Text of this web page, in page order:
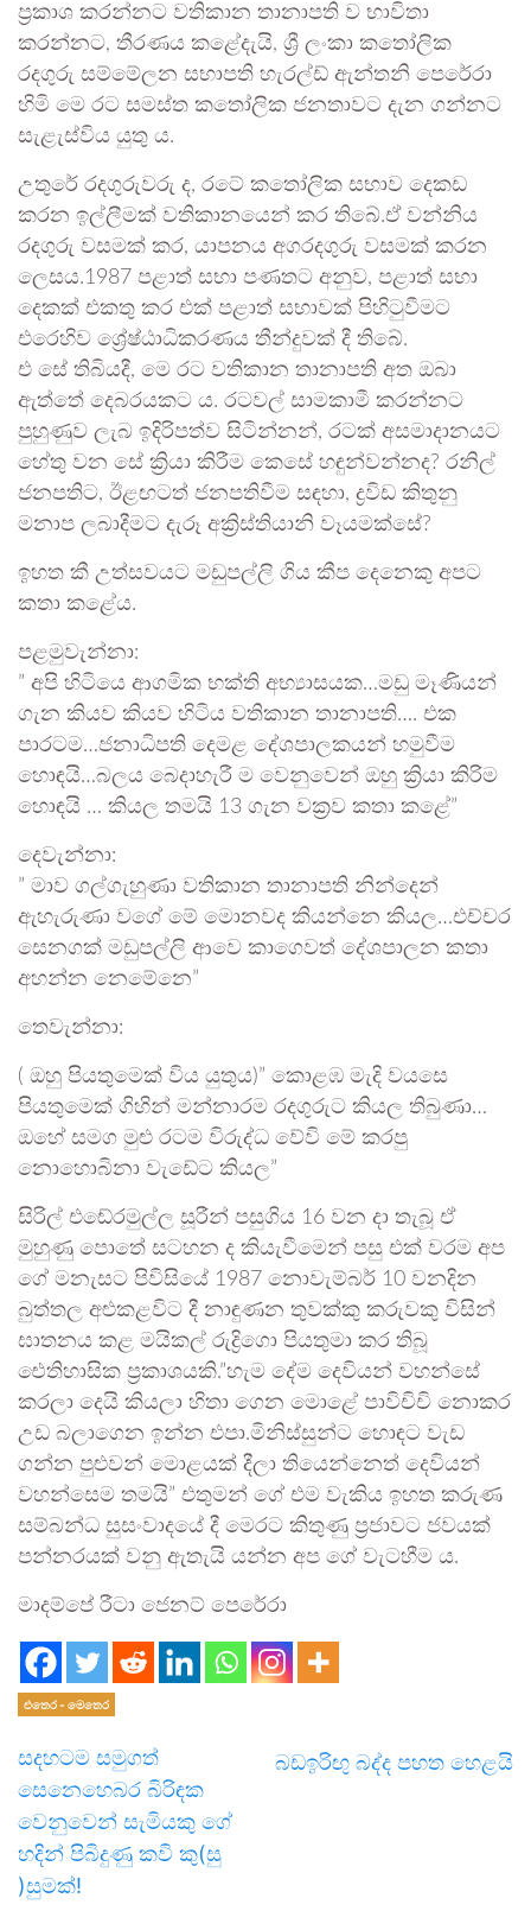
ප්‍රකාශ කරන්නට වතිකාන තානාපති ව භාවිතා
කරන්නට, තීරණය කළේදැයි, ශ්‍රී ලංකා කතෝලික
රදගුරු සම්මේලන සභාපති හැරල්ඩ් ඇන්තනි පෙරේරා
හිමි මෙ රට සමස්ත කතෝලික ජනතාවට දැන ගන්නට
සැළැස්විය යුතු ය.
උතුරේ රදගුරුවරු ද, රටේ කතෝලික සභාව දෙකඩ
කරන ඉල්ලීමක් වතිකානයෙන් කර තිබේ.ඒ වන්නිය
රදගුරු වසමක් කර, යාපනය අගරදගුරු වසමක් කරන
ලෙසය.1987 පළාත් සභා පණතට අනුව, පළාත් සභා
දෙකක් එකතු කර එක් පළාත් සභාවක් පිහිටුවීමට
එරෙහිව ශ්‍රේෂ්ඨාධිකරණය තීන්දුවක් දී තිබේ.
එ සේ තිබියදී, මෙ රට වතිකාන තානාපති අත ඔබා
ඇත්තේ දෙබරයකට ය. රටවල් සාමකාමී කරන්නට
පුහුණුව ලැබ ඉදිරිපත්ව සිටින්නන්, රටක් අසමාදානයට
හේතු වන සේ ක්‍රියා කිරීම කෙසේ හඳුන්වන්නද? රනිල්
ජනපතිට, ඊළඟටත් ජනපතිවීම සඳහා, ද්‍රවිඩ කිතුනු
මනාප ලබාදීමට දැරූ අක්‍රිස්තියානි වෑයමක්සේ?
ඉහත කී උත්සවයට මඩුපල්ලි ගිය කීප දෙනෙකු අපට
කතා කළේය.
පළමුවැන්නා:
” අපි හිටියෙ ආගමික භක්ති අභ්‍යාසයක…මඩු මෑණියන්
ගැන කියව කියව හිටිය වතිකාන තානාපති…. එක
පාරටම…ජනාධිපති දෙමළ දේශපාලකයන් හමුවීම
හොඳයි…බලය බෙදාහැරී ම වෙනුවෙන් ඔහු ක්‍රියා කිරිම
හොඳයි … කියල තමයි 13 ගැන වක්‍රව කතා කළේ”
දෙවැන්නා:
” මාව ගල්ගැහුණා වතිකාන තානාපති නින්දෙන්
ඇහැරුණා වගේ මේ මොනවද කියන්නෙ කියල…එච්චර
සෙනගක් මඩුපල්ලි ආවෙ කාගෙවත් දේශපාලන කතා
අහන්න නෙමේනෙ”
තෙවැන්නා:
( ඔහු පියතුමෙක් විය යුතුය)” කොළඹ මැදි වයසෙ
පියතුමෙක් ගිහින් මන්නාරම රදගුරුට කියල තිබුණා…
ඔහේ සමග මුළු රටම විරුද්ධ වේවි මේ කරපු
නොහොබිනා වැඩේට කියල”
සිරිල් එඬේරමුල්ල සූරීන් පසුගිය 16 වන දා තැබූ ඒ
මුහුණු පොතේ සටහන ද කියැවීමෙන් පසු එක් වරම අප
ගේ මනැසට පිවිසියේ 1987 නොවැම්බර් 10 වනදින
බුත්තල අළුකළවිට දී නාඳුණන තුවක්කු කරුවකු විසින්
ඝාතනය කළ මයිකල් රුද්‍රිගො පියතුමා කර තිබූ
ඓතිහාසික ප්‍රකාශයකි.”හැම දේම දෙවියන් වහන්සේ
කරලා දෙයි කියලා හිතා ගෙන මොළේ පාවිචිචි නොකර
උඩ බලාගෙන ඉන්න එපා.මිනිස්සුන්ට හොඳට වැඩ
ගන්න පුළුවන් මොළයක් දීලා තියෙන්නෙත් දෙවියන්
වහන්සෙම තමයි” එතුමන් ගේ එම වැකිය ඉහත කරුණ
සම්බන්ධ සුසංවාදයේ දී මෙරට කිතුණු ප්‍රජාවට ජවයක්
පන්නරයක් වනු ඇතැයි යන්න අප ගේ වැටහීම ය.
මාදම්පේ රීටා ජෙනට් පෙරේරා
එතෙර - මෙතෙර
සදහටම සමුගත්
සෙනෙහෙබර බිරිඳක
වෙනුවෙන් සැමියකු ගේ
හදින් පිබිදුණු කවි කු(සු
)සුමක්!
බඩඉරිඟු බද්ද පහත හෙළ‍යි